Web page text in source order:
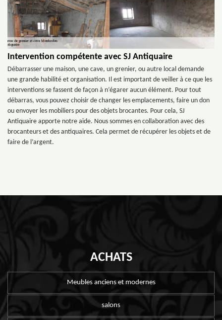
Intervention compétente avec SJ Antiquaire
Débarrasser une maison, une cave, un grenier, ou autre local demande
une grande habilité et organisation. Il est important de veiller à ce que les
interventions se fassent de façon à n’égarer aucun élément. Pour tout
débarras, vous pouvez choisir de changer les emplacements, faire un don
ou envoyer les mobiliers pour des objets brocantes. Pour cela, SJ
Antiquaire apporte notre aide. Nous sommes en collaboration avec des
brocanteurs et des antiquaires. Cela permet de récupérer les objets et de
faire de l’argent.
ACHATS
Meubles anciens et modernes
salons